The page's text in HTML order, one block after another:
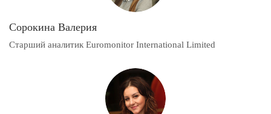
Сорокина Валерия
Старший аналитик Euromonitor International Limited